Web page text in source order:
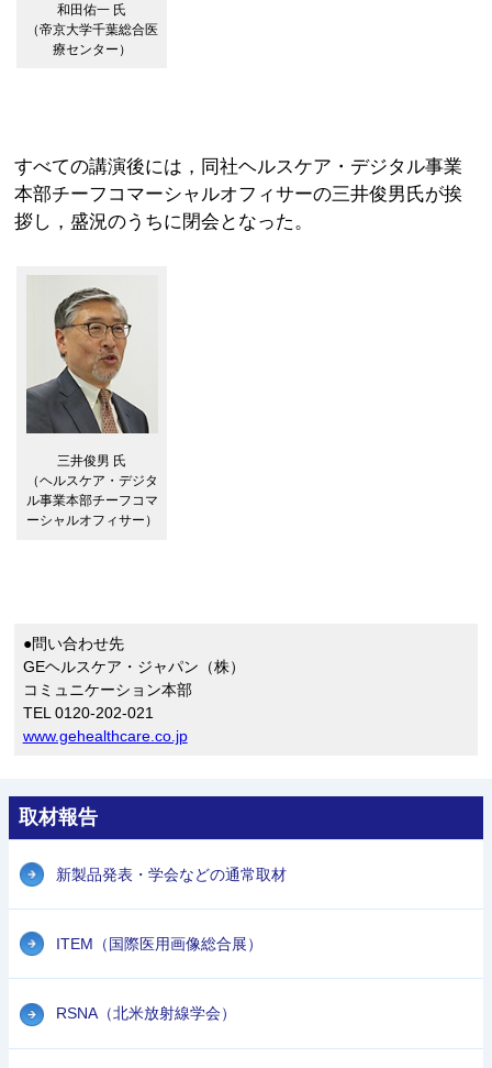
和田佑一 氏
（帝京大学千葉総合医
療センター）
すべての講演後には，同社ヘルスケア・デジタル事業
本部チーフコマーシャルオフィサーの三井俊男氏が挨
拶し，盛況のうちに閉会となった。
三井俊男 氏
（ヘルスケア・デジタ
ル事業本部チーフコマ
ーシャルオフィサー）
●問い合わせ先
GEヘルスケア・ジャパン（株）
コミュニケーション本部
TEL 0120-202-021
www.gehealthcare.co.jp
取材報告
新製品発表・学会などの通常取材
ITEM（国際医用画像総合展）
RSNA（北米放射線学会）